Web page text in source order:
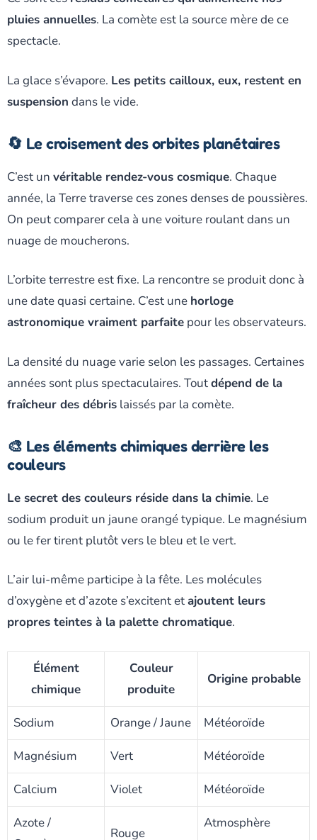
pluies annuelles. La comète est la source mère de ce
spectacle.
La glace s’évapore. Les petits cailloux, eux, restent en
suspension dans le vide.
🔄 Le croisement des orbites planétaires
C’est un véritable rendez-vous cosmique. Chaque
année, la Terre traverse ces zones denses de poussières.
On peut comparer cela à une voiture roulant dans un
nuage de moucherons.
L’orbite terrestre est fixe. La rencontre se produit donc à
une date quasi certaine. C’est une horloge
astronomique vraiment parfaite pour les observateurs.
La densité du nuage varie selon les passages. Certaines
années sont plus spectaculaires. Toutdépend de la
fraîcheur des débris laissés par la comète.
🎨 Les éléments chimiques derrière les
couleurs
Le secret des couleurs réside dans la chimie. Le
sodium produit un jaune orangé typique. Le magnésium
ou le fer tirent plutôt vers le bleu et le vert.
L’air lui-même participe à la fête. Les molécules
d’oxygène et d’azote s’excitent etajoutent leurs
propres teintes à la palette chromatique.
Élément
chimique
Couleur
produite
Origine probable
Sodium Orange / Jaune Météoroïde
Magnésium Vert Météoroïde
Calcium Violet Météoroïde
Azote /
Rouge
Atmosphère